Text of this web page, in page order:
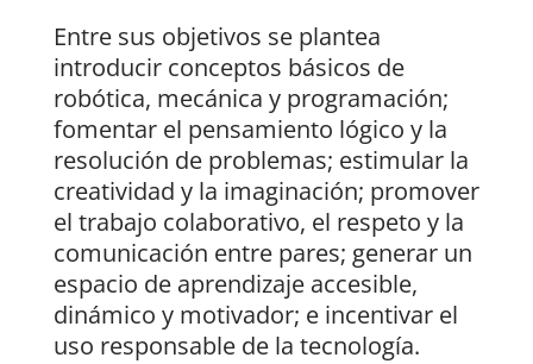
Entre sus objetivos se plantea
introducir conceptos básicos de
robótica, mecánica y programación;
fomentar el pensamiento lógico y la
resolución de problemas; estimular la
creatividad y la imaginación; promover
el trabajo colaborativo, el respeto y la
comunicación entre pares; generar un
espacio de aprendizaje accesible,
dinámico y motivador; e incentivar el
uso responsable de la tecnología.